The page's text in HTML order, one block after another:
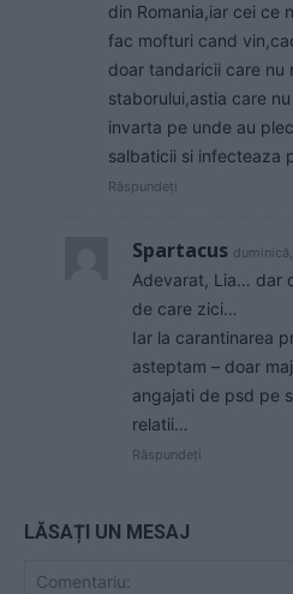
din Romania,iar cei ce
fac mofturi cand
doar tandaricii care nu
staborului,astia care
invarta pe unde au
salbaticii si infecteaza
Răspundeți
Spartacus
Adevarat, Lia… dar
de care zici…
Iar la carantinarea
asteptam – doar
angajati de psd pe
relatii…
Răspundeți
LĂSAȚI UN MESAJ